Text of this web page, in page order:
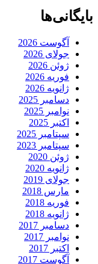
بایگانی‌ها
آگوست 2026
جولای 2026
ژوئن 2026
فوریه 2026
ژانویه 2026
دسامبر 2025
نوامبر 2025
اکتبر 2025
سپتامبر 2025
سپتامبر 2023
ژوئن 2020
ژانویه 2020
جولای 2019
مارس 2018
فوریه 2018
ژانویه 2018
دسامبر 2017
نوامبر 2017
اکتبر 2017
آگوست 2017